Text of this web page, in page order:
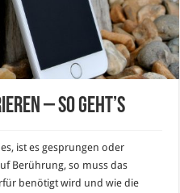
– so geht’s
ist es gesprungen oder
Berührung, so muss das
benötigt wird und wie die